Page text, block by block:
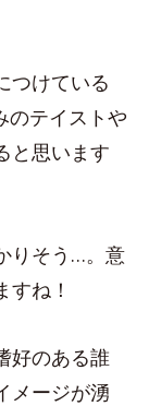
つけている
のテイストや
と思います
りそう…。意
ね！
好のある誰
メージが湧